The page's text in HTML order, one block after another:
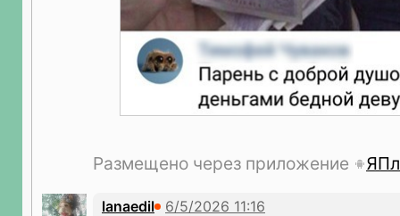
Размещено через приложение
lanaedil